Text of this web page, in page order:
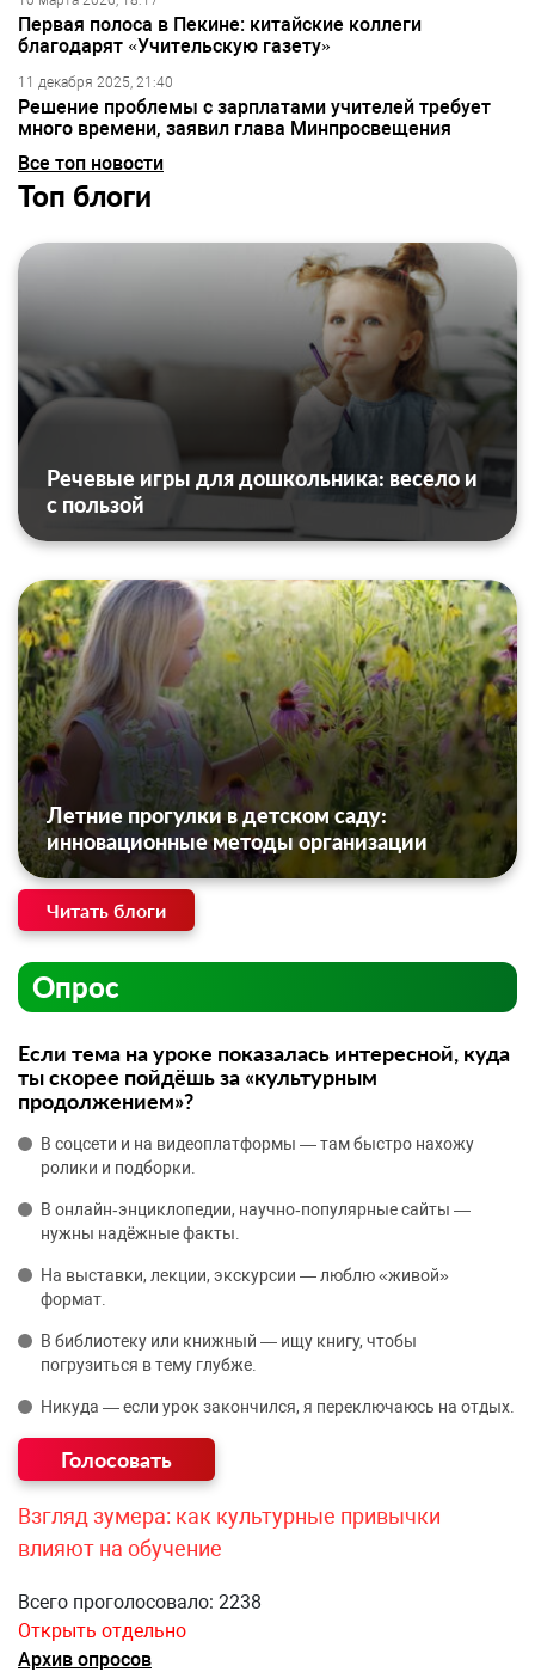
Первая полоса в Пекине: китайские коллеги
благодарят «Учительскую газету»
11 декабря 2025, 21:40
Решение проблемы с зарплатами учителей требует
много времени, заявил глава Минпросвещения
Все топ новости
Топ блоги
Речевые игры для дошкольника: весело и
с пользой
Летние прогулки в детском саду:
инновационные методы организации
Читать блоги
Опрос
Если тема на уроке показалась интересной, куда
ты скорее пойдёшь за «культурным
продолжением»?
В соцсети и на видеоплатформы — там быстро нахожу
ролики и подборки.
В онлайн‑энциклопедии, научно‑популярные сайты —
нужны надёжные факты.
На выставки, лекции, экскурсии — люблю «живой»
формат.
В библиотеку или книжный — ищу книгу, чтобы
погрузиться в тему глубже.
Никуда — если урок закончился, я переключаюсь на отдых.
Взгляд зумера: как культурные привычки
влияют на обучение
Всего проголосовало: 2238
Открыть отдельно
Архив опросов